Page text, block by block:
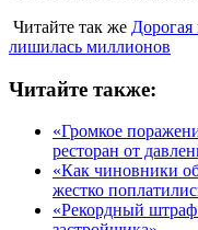
Читайте так же
лишилась миллионов
Читайте также:
«Громкое
ресторан от
«Как чиновники
жестко
«Рекордный